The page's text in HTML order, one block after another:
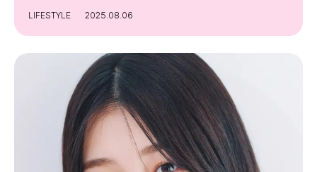
LIFESTYLE 2025.08.06